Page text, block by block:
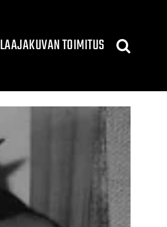
LAAJAKUVAN TOIMITUS